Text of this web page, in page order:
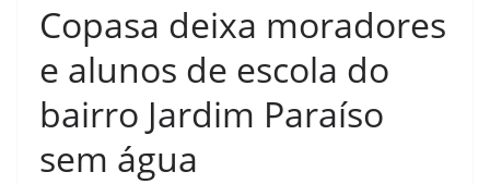
Copasa deixa moradores
e alunos de escola do
bairro Jardim Paraíso
sem água